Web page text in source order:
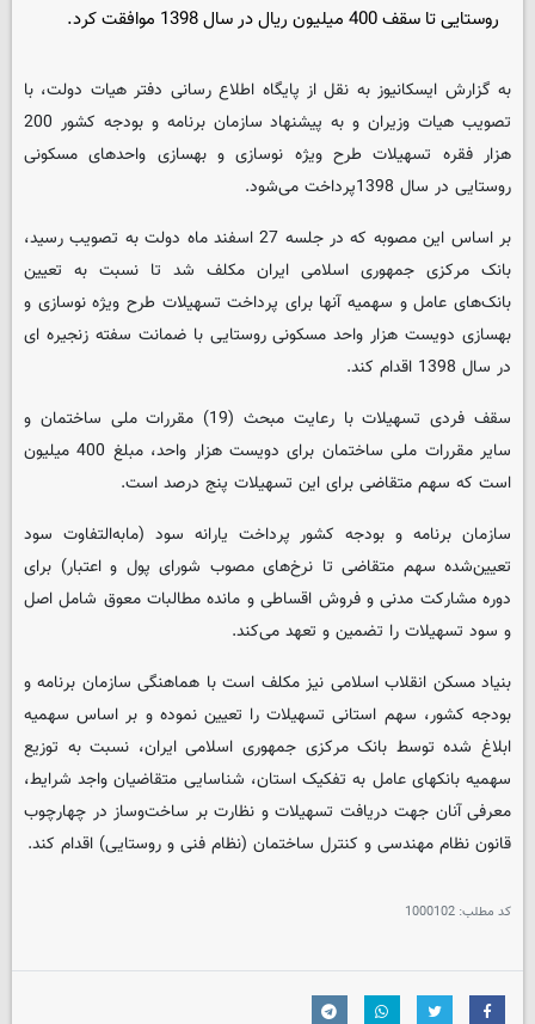
روستایی تا سقف 400 میلیون ریال در سال 1398 موافقت کرد.
به گزارش ایسکانیوز به نقل از پایگاه اطلاع رسانی دفتر هیات دولت، با
تصویب هیات وزیران و به پیشنهاد سازمان برنامه و بودجه کشور 200
هزار فقره تسهیلات طرح ویژه نوسازی و بهسازی واحد‌های مسکونی
روستایی در سال 1398پرداخت می‌شود.
بر اساس این مصوبه که در جلسه 27 اسفند ماه دولت به تصویب رسید،
بانک مرکزی جمهوری اسلامی ایران مکلف شد تا نسبت به تعیین
بانک‌های عامل و سهمیه آنها برای پرداخت تسهیلات طرح ویژه نوسازی و
بهسازی دویست هزار واحد مسکونی روستایی با ضمانت سفته زنجیره ای
در سال 1398 اقدام کند.
سقف فردی تسهیلات با رعایت مبحث (19) مقررات ملی ساختمان و
سایر مقررات ملی ساختمان برای دویست هزار واحد، مبلغ 400 میلیون
است که سهم متقاضی برای این تسهیلات پنج درصد است.
سازمان برنامه و بودجه کشور پرداخت یارانه سود (مابه‌التفاوت سود
تعیین‌شده سهم متقاضی تا نرخ‌های مصوب شورای پول و اعتبار) برای
دوره مشارکت مدنی و فروش اقساطی و مانده مطالبات معوق شامل اصل
و سود تسهیلات را تضمین و تعهد می‌کند.
بنیاد مسکن انقلاب اسلامی نیز مکلف است با هماهنگی سازمان برنامه و
بودجه کشور، سهم استانی تسهیلات را تعیین نموده و بر اساس سهمیه
ابلاغ شده توسط بانک مرکزی جمهوری اسلامی ایران، نسبت به توزیع
سهمیه بانکهای عامل به تفکیک استان، شناسایی متقاضیان واجد شرایط،
معرفی آنان جهت دریافت تسهیلات و نظارت بر ساخت‌وساز در چهارچوب
قانون نظام مهندسی و کنترل ساختمان (نظام فنی و روستایی) اقدام کند.
کد مطلب: 1000102